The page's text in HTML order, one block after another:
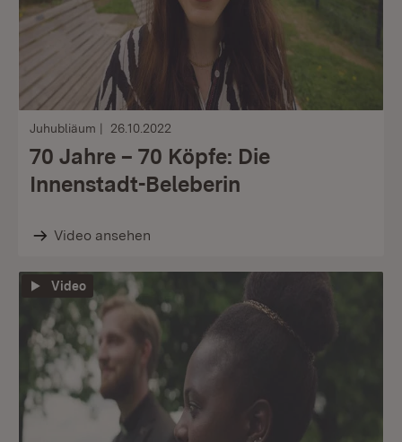
Juhubliäum 26.10.2022
70 Jahre – 70 Köpfe: Die
Innenstadt-Beleberin
Video ansehen
Video